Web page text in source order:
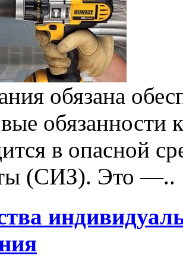
обязана
в опасной
(СИЗ). Это —..